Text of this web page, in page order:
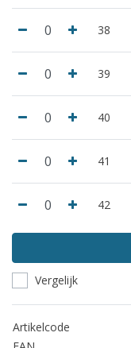
38
39
40
41
42
Vergelijk
Artikelcode